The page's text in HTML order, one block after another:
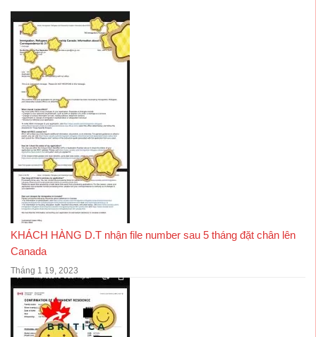
KHÁCH HÀNG D.T nhận file number sau 5 tháng đặt chân lên
Canada
Tháng 1 19, 2023